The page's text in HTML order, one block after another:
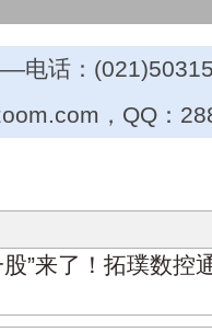
电话：
，QQ：
”来了！拓璞数控